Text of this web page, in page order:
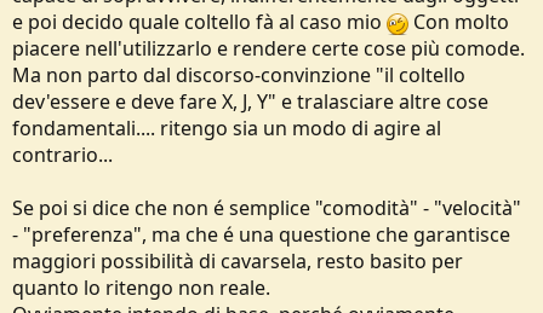
e poi decido quale coltello fà al caso mio
Con molto
piacere nell'utilizzarlo e rendere certe cose più comode.
Ma non parto dal discorso-convinzione "il coltello
dev'essere e deve fare X, J, Y" e tralasciare altre cose
fondamentali.... ritengo sia un modo di agire al
contrario...
Se poi si dice che non é semplice "comodità" - "velocità"
- "preferenza", ma che é una questione che garantisce
maggiori possibilità di cavarsela, resto basito per
quanto lo ritengo non reale.